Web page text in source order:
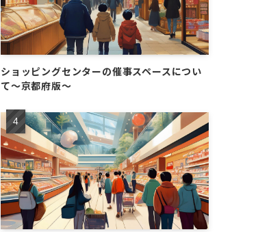
ショッピングセンターの催事スペースについ
て～京都府版～